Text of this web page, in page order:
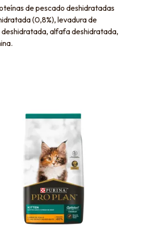
de pescado deshidratadas
(0,8%), levadura de
alfafa deshidratada,